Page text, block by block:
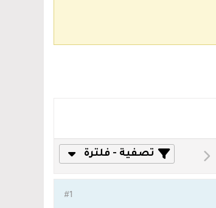
تصفية - فلترة
#1